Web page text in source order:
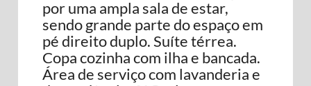
por uma ampla sala de estar,
sendo grande parte do espaço em
pé direito duplo. Suíte térrea.
Copa cozinha com ilha e bancada.
Área de serviço com lavanderia e